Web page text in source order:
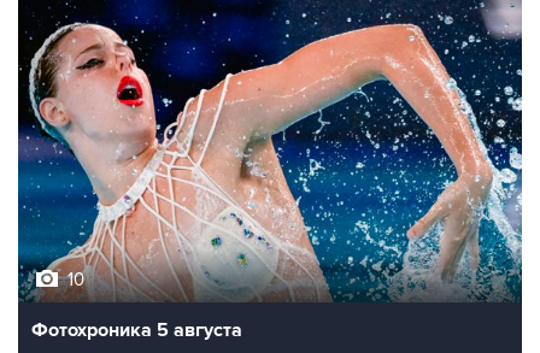
10
Фотохроника 5 августа